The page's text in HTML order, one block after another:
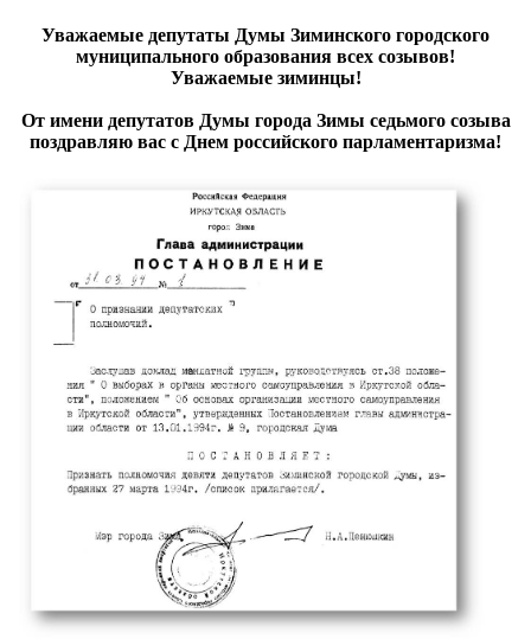
Уважаемые депутаты Думы Зиминского городского
муниципального образования всех созывов!
Уважаемые зиминцы!
От имени депутатов Думы города Зимы седьмого созыва
поздравляю вас с Днем российского парламентаризма!